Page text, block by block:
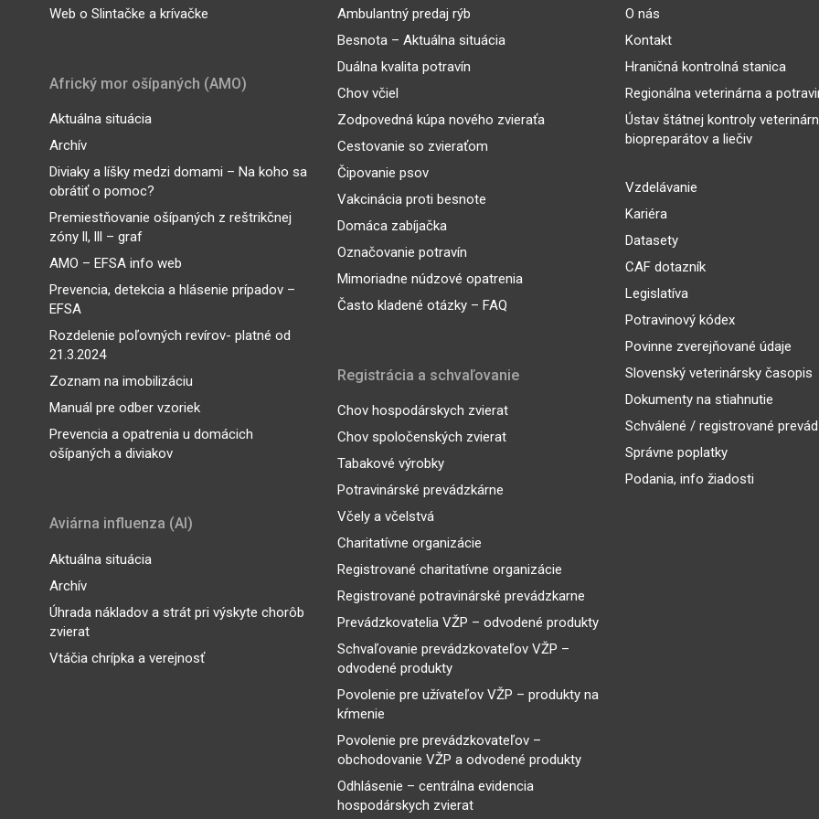
Web o Slintačke a krívačke
Africký mor ošípaných (AMO)
Aktuálna situácia
Archív
Diviaky a líšky medzi domami – Na koho sa
obrátiť o pomoc?
Premiestňovanie ošípaných z reštrikčnej
zóny ll, lll – graf
AMO – EFSA info web
Prevencia, detekcia a hlásenie prípadov –
EFSA
Rozdelenie poľovných revírov- platné od
21.3.2024
Zoznam na imobilizáciu
Manuál pre odber vzoriek
Prevencia a opatrenia u domácich
ošípaných a diviakov
Aviárna influenza (AI)
Aktuálna situácia
Archív
Úhrada nákladov a strát pri výskyte chorôb
zvierat
Vtáčia chrípka a verejnosť
Ambulantný predaj rýb
Besnota – Aktuálna situácia
Duálna kvalita potravín
Chov včiel
Zodpovedná kúpa nového zvieraťa
Cestovanie so zvieraťom
Čipovanie psov
Vakcinácia proti besnote
Domáca zabíjačka
Označovanie potravín
Mimoriadne núdzové opatrenia
Často kladené otázky – FAQ
Registrácia a schvaľovanie
Chov hospodárskych zvierat
Chov spoločenských zvierat
Tabakové výrobky
Potravinárské prevádzkárne
Včely a včelstvá
Charitatívne organizácie
Registrované charitatívne organizácie
Registrované potravinárské prevádzkarne
Prevádzkovatelia VŽP – odvodené produkty
Schvaľovanie prevádzkovateľov VŽP –
odvodené produkty
Povolenie pre užívateľov VŽP – produkty na
kŕmenie
Povolenie pre prevádzkovateľov –
obchodovanie VŽP a odvodené produkty
Odhlásenie – centrálna evidencia
hospodárskych zvierat
O nás
Kontakt
Hraničná kontrolná stanica
Regionálna veterinárna a
Ústav štátnej kontroly
biopreparátov a liečiv
Vzdelávanie
Kariéra
Datasety
CAF dotazník
Legislatíva
Potravinový kódex
Povinne zverejňované údaje
Slovenský veterinársky časopis
Dokumenty na stiahnutie
Schválené / registrované
Správne poplatky
Podania, info žiadosti